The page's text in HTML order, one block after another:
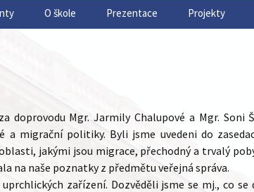
O škole Prezentace Projekty
doprovodu Mgr. Jarmily Chalupové a Mgr. Soni
a migrační politiky. Byli jsme uvedeni do
jakými jsou migrace, přechodný a trvalý
na naše poznatky z předmětu veřejná správa.
zařízení. Dozvěděli jsme se mj., co